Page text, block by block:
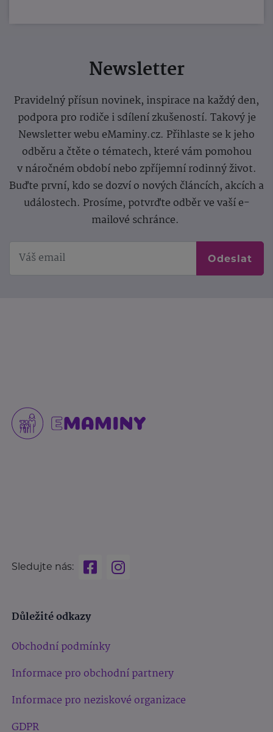
Newsletter
Pravidelný přísun novinek, inspirace na každý den,
podpora pro rodiče i sdílení zkušeností. Takový je
Newsletter webu eMaminy.cz. Přihlaste se k jeho
odběru a čtěte o tématech, které vám pomohou
v náročném období nebo zpříjemní rodinný život.
Buďte první, kdo se dozví o nových článcích, akcích a
událostech. Prosíme, potvrďte odběr ve vaší e-
mailové schránce.
Odeslat
Sledujte nás:
Důležité odkazy
Obchodní podmínky
Informace pro obchodní partnery
Informace pro neziskové organizace
GDPR